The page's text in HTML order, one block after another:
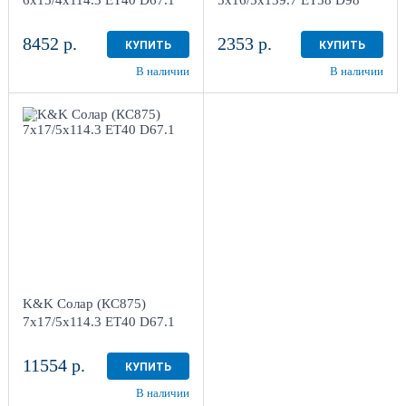
8452 р. КУПИТЬ
В наличии
2353 р. КУПИТЬ
В наличии
K&K Солар (КС875)
7x17/5x114.3 ET40 D67.1
7x17/5x114.3
11554 р. КУПИТЬ
В наличии
в наличии 3 шт